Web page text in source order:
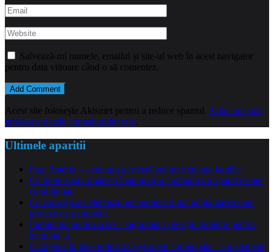
Salvează-mi numele, emailul și site-ul web în acest navigator
pentru data viitoare când o să comentez.
Acest site folosește Akismet pentru a reduce spamul. Află cum sunt
procesate datele comentariilor tale
Ultimele aparitii
Parc Astérix – aventura perfectă pentru întreaga familie
Ce trebuie să urmărești înainte de a cumpăra un aparat de aer
condiționat
Ce exerciții accelerează recuperarea după implantarea unei
proteze de genunchi
Iluminatul pentru scari – siguranta si design modern pentru
locuinta ta
Curățenia în hale industriale și spații comerciale – un element